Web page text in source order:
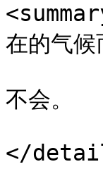
在的气
不会。
</